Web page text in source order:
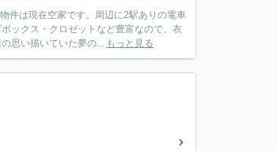
件は現在空家です。周辺に2駅ありの電車
ックス・クロゼットなど豊富なので、衣
思い描いていた夢の... もっと見る